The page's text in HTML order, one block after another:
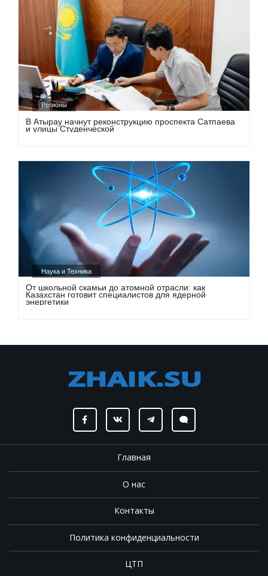
Регионы
В Атырау начнут реконструкцию проспекта Сатпаева
и улицы Студенческой
Наука и Техника
От школьной скамьи до атомной отрасли: как
Казахстан готовит специалистов для ядерной
энергетики
Главная
О нас
Контакты
Политика конфиденциальности
ЦТП